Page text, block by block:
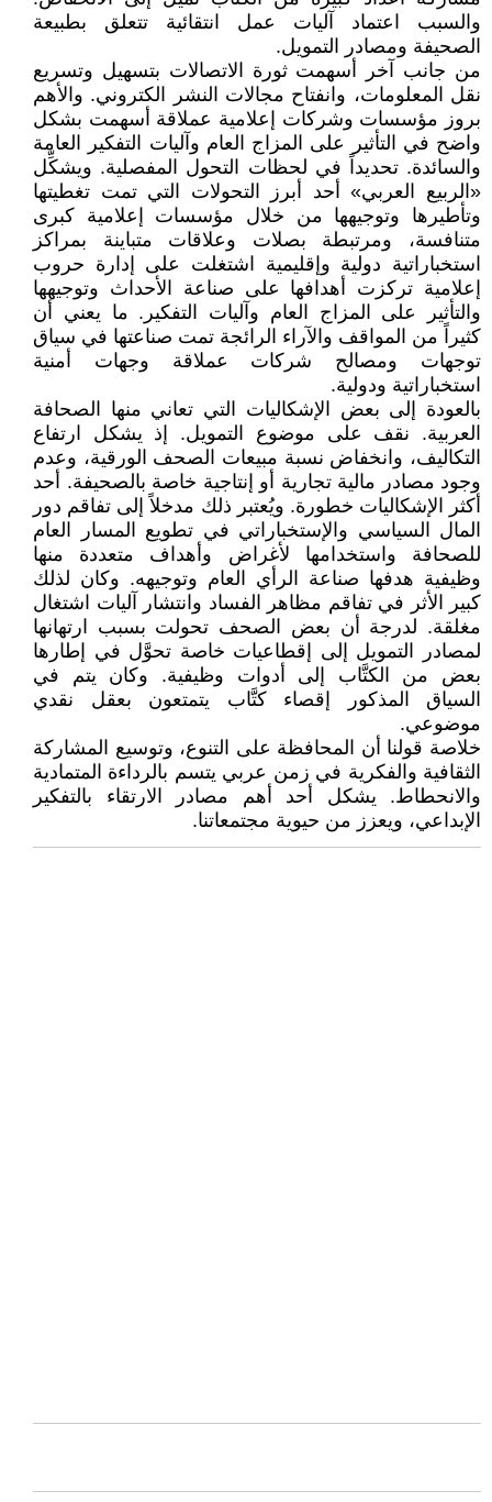
والسبب اعتماد آليات عمل انتقائية تتعلق بطبيعة
الصحيفة ومصادر التمويل.
من جانب آخر أسهمت ثورة الاتصالات بتسهيل وتسريع
نقل المعلومات، وانفتاح مجالات النشر الكتروني. والأهم
بروز مؤسسات وشركات إعلامية عملاقة أسهمت بشكل
واضح في التأثير على المزاج العام وآليات التفكير العامة
والسائدة. تحديداً في لحظات التحول المفصلية. ويشكِّل
«الربيع العربي» أحد أبرز التحولات التي تمت تغطيتها
وتأطيرها وتوجيهها من خلال مؤسسات إعلامية كبرى
متنافسة، ومرتبطة بصلات وعلاقات متباينة بمراكز
استخباراتية دولية وإقليمية اشتغلت على إدارة حروب
إعلامية تركزت أهدافها على صناعة الأحداث وتوجيهها
والتأثير على المزاج العام وآليات التفكير. ما يعني أن
كثيراً من المواقف والآراء الرائجة تمت صناعتها في سياق
توجهات ومصالح شركات عملاقة وجهات أمنية
استخباراتية ودولية.
بالعودة إلى بعض الإشكاليات التي تعاني منها الصحافة
العربية. نقف على موضوع التمويل. إذ يشكل ارتفاع
التكاليف، وانخفاض نسبة مبيعات الصحف الورقية، وعدم
وجود مصادر مالية تجارية أو إنتاجية خاصة بالصحيفة. أحد
أكثر الإشكاليات خطورة. ويُعتبر ذلك مدخلاً إلى تفاقم دور
المال السياسي والإستخباراتي في تطويع المسار العام
للصحافة واستخدامها لأغراض وأهداف متعددة منها
وظيفية هدفها صناعة الرأي العام وتوجيهه. وكان لذلك
كبير الأثر في تفاقم مظاهر الفساد وانتشار آليات اشتغال
مغلقة. لدرجة أن بعض الصحف تحولت بسبب ارتهانها
لمصادر التمويل إلى إقطاعيات خاصة تحوَّل في إطارها
بعض من الكتَّاب إلى أدوات وظيفية. وكان يتم في
السياق المذكور إقصاء كتَّاب يتمتعون بعقل نقدي
موضوعي.
خلاصة قولنا أن المحافظة على التنوع، وتوسيع المشاركة
الثقافية والفكرية في زمن عربي يتسم بالرداءة المتمادية
والانحطاط. يشكل أحد أهم مصادر الارتقاء بالتفكير
الإبداعي، ويعزز من حيوية مجتمعاتنا.